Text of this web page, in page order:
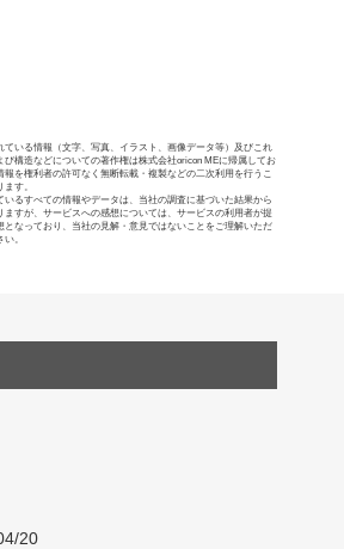
ている情報（文字、写真、イラスト、画像データ等）及びこれ
び構造などについての著作権は株式会社oricon MEに帰属してお
報を権利者の許可なく無断転載・複製などの二次利用を行うこ
す。
いるすべての情報やデータは、当社の調査に基づいた結果から
ますが、サービスへの感想については、サービスの利用者が提
となっており、当社の見解・意見ではないことをご理解いただ
。
20